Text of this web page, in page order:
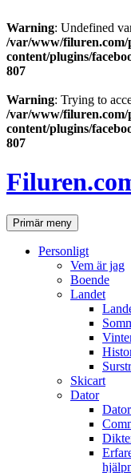
Warning: Undefined
/var/www/
content/plugins/
807
Warning: Trying to
/var/www/
content/plugins/
807
till
innehåll
SökPrimär meny
Personligt
Vem är jag
Boende
Landet
Skicart
Dator